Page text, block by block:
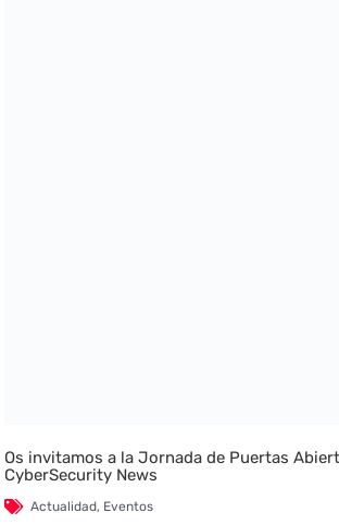
Os invitamos a la Jornada de Puertas
CyberSecurity News
Actualidad, Eventos